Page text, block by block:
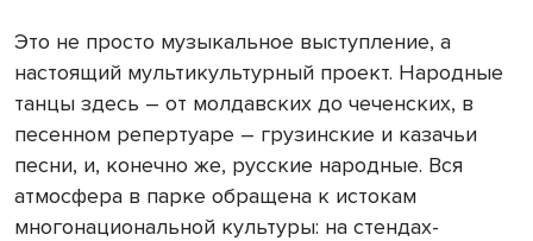
Это не просто музыкальное выступление, а
настоящий мультикультурный проект. Народные
танцы здесь – от молдавских до чеченских, в
песенном репертуаре – грузинские и казачьи
песни, и, конечно же, русские народные. Вся
атмосфера в парке обращена к истокам
многонациональной культуры: на стендах-